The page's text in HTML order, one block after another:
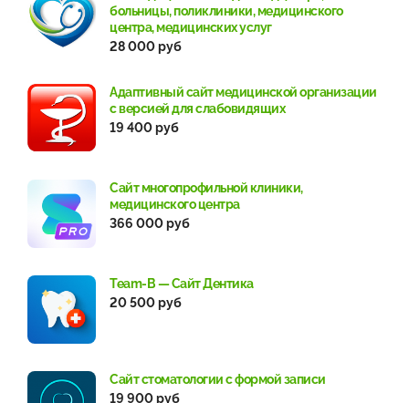
больницы, поликлиники, медицинского
центра, медицинских услуг
28 000 руб
Адаптивный сайт медицинской организации
с версией для слабовидящих
19 400 руб
Сайт многопрофильной клиники,
медицинского центра
366 000 руб
Team-B — Сайт Дентика
20 500 руб
Сайт стоматологии с формой записи
19 900 руб